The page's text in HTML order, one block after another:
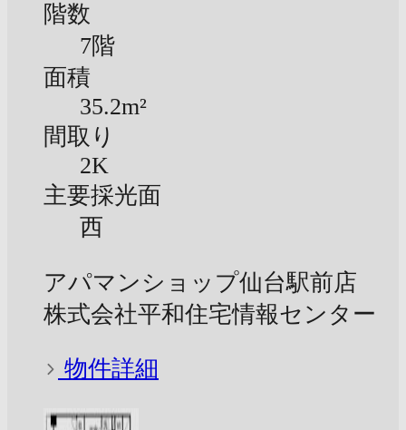
階数
7階
面積
35.2m²
間取り
2K
主要採光面
西
アパマンショップ仙台駅前店
株式会社平和住宅情報センター
物件詳細